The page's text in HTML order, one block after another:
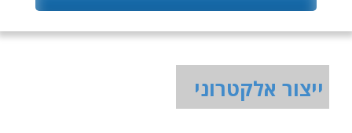
ייצור אלקטרוני